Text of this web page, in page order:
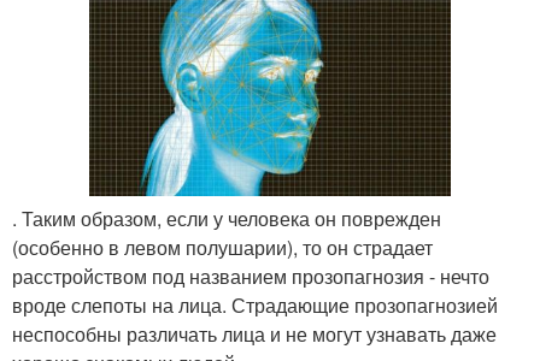
. Таким образом, если у человека он поврежден
(особенно в левом полушарии), то он страдает
расстройством под названием прозопагнозия - нечто
вроде слепоты на лица. Страдающие прозопагнозией
неспособны различать лица и не могут узнавать даже